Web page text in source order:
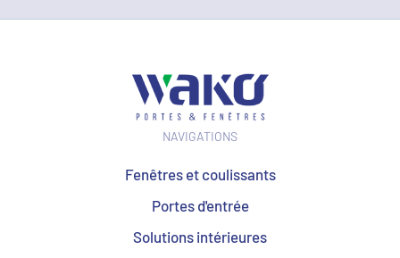
NAVIGATIONS
Fenêtres et coulissants
Portes d'entrée
Solutions intérieures